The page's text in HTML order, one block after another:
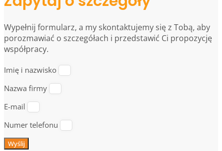
Wypełnij formularz, a my skontaktujemy się z Tobą, aby
porozmawiać o szczegółach i przedstawić Ci propozycję
współpracy.
Imię i nazwisko
Nazwa firmy
E-mail
Numer telefonu
Wyślij